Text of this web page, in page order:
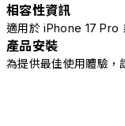
相容性資訊
適用於 iPhone 17 Pro
產品安裝
為提供最佳使用體驗，